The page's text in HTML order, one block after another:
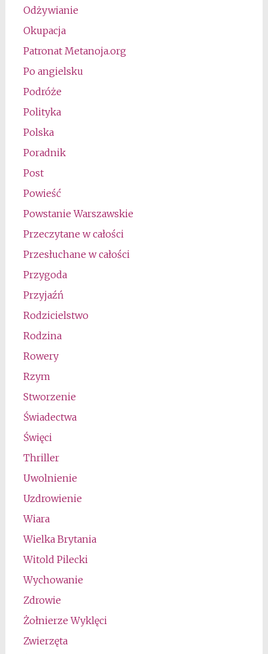
Odżywianie
Okupacja
Patronat Metanoja.org
Po angielsku
Podróże
Polityka
Polska
Poradnik
Post
Powieść
Powstanie Warszawskie
Przeczytane w całości
Przesłuchane w całości
Przygoda
Przyjaźń
Rodzicielstwo
Rodzina
Rowery
Rzym
Stworzenie
Świadectwa
Święci
Thriller
Uwolnienie
Uzdrowienie
Wiara
Wielka Brytania
Witold Pilecki
Wychowanie
Zdrowie
Żołnierze Wyklęci
Zwierzęta